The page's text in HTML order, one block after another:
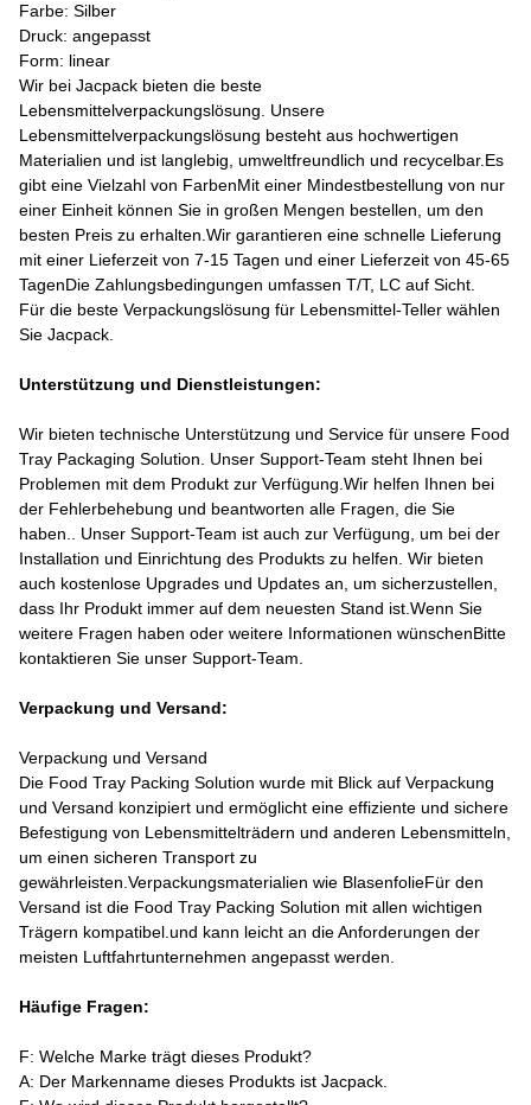
Farbe: Silber
Druck: angepasst
Form: linear
Wir bei Jacpack bieten die beste
Lebensmittelverpackungslösung. Unsere
Lebensmittelverpackungslösung besteht aus hochwertigen
Materialien und ist langlebig, umweltfreundlich und recycelbar.Es
gibt eine Vielzahl von FarbenMit einer Mindestbestellung von nur
einer Einheit können Sie in großen Mengen bestellen, um den
besten Preis zu erhalten.Wir garantieren eine schnelle Lieferung
mit einer Lieferzeit von 7-15 Tagen und einer Lieferzeit von 45-65
TagenDie Zahlungsbedingungen umfassen T/T, LC auf Sicht.
Für die beste Verpackungslösung für Lebensmittel-Teller wählen
Sie Jacpack.
Unterstützung und Dienstleistungen:
Wir bieten technische Unterstützung und Service für unsere Food
Tray Packaging Solution. Unser Support-Team steht Ihnen bei
Problemen mit dem Produkt zur Verfügung.Wir helfen Ihnen bei
der Fehlerbehebung und beantworten alle Fragen, die Sie
haben.. Unser Support-Team ist auch zur Verfügung, um bei der
Installation und Einrichtung des Produkts zu helfen. Wir bieten
auch kostenlose Upgrades und Updates an, um sicherzustellen,
dass Ihr Produkt immer auf dem neuesten Stand ist.Wenn Sie
weitere Fragen haben oder weitere Informationen wünschenBitte
kontaktieren Sie unser Support-Team.
Verpackung und Versand:
Verpackung und Versand
Die Food Tray Packing Solution wurde mit Blick auf Verpackung
und Versand konzipiert und ermöglicht eine effiziente und sichere
Befestigung von Lebensmittelträdern und anderen Lebensmitteln,
um einen sicheren Transport zu
gewährleisten.Verpackungsmaterialien wie BlasenfolieFür den
Versand ist die Food Tray Packing Solution mit allen wichtigen
Trägern kompatibel.und kann leicht an die Anforderungen der
meisten Luftfahrtunternehmen angepasst werden.
Häufige Fragen:
F: Welche Marke trägt dieses Produkt?
A: Der Markenname dieses Produkts ist Jacpack.